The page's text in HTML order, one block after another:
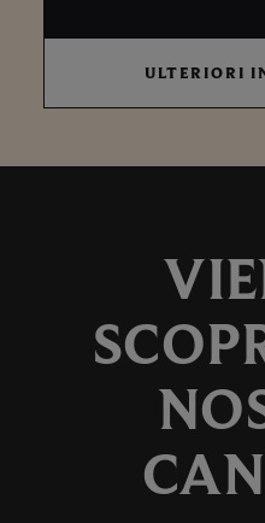
INFORMAZIONI
ULTERIORI